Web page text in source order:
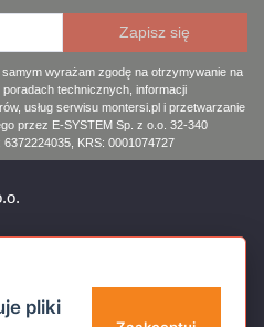
wyrażam zgodę na otrzymywanie na
technicznych, informacji
usług serwisu montersi.pl i przetwarzanie
przez E-SYSTEM Sp. z o.o. 32-340
KRS: 0001074727
pliki